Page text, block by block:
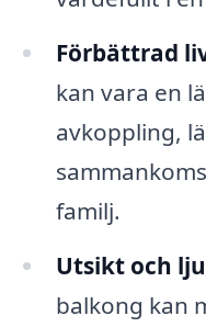
Förbättrad
kan vara en
avkoppling,
familj.
Utsikt och
balkong kan